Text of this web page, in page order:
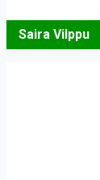
Saira Vilppu